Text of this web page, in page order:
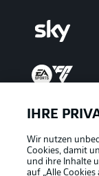
IHRE
Wir nutzen
Cookies, damit
und ihre Inhalte
auf „Alle